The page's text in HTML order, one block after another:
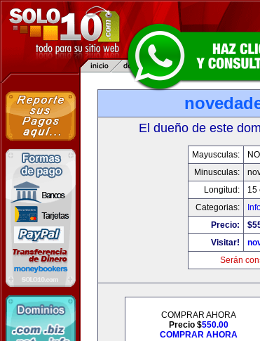
El dueño de este
Mayusculas:
Minusculas:
Longitud:
15
Categorias:
Precio:
Visitar!
Serán
COMPRAR AHORA
Precio $550.00
COMPRAR AHORA